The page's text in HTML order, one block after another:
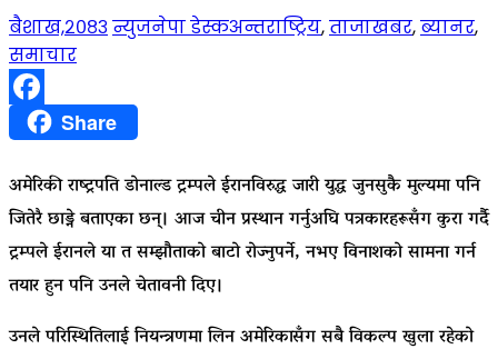
बैशाख,२०८३ न्युजनेपा डेस्कअन्तराष्ट्रिय,ताजाखबर,ब्यानर,
समाचार
FacebookShare
अमेरिकी राष्ट्रपति डोनाल्ड ट्रम्पले ईरानविरुद्ध जारी युद्ध जुनसुकै मुल्यमा पनि
जितेरै छाड्ने बताएका छन्। आज चीन प्रस्थान गर्नुअघि पत्रकारहरूसँग कुरा गर्दै
ट्रम्पले ईरानले या त सम्झौताको बाटो रोज्नुपर्ने, नभए विनाशको सामना गर्न
तयार हुन पनि उनले चेतावनी दिए।
उनले परिस्थितिलाई नियन्त्रणमा लिन अमेरिकासँग सबै विकल्प खुला रहेको